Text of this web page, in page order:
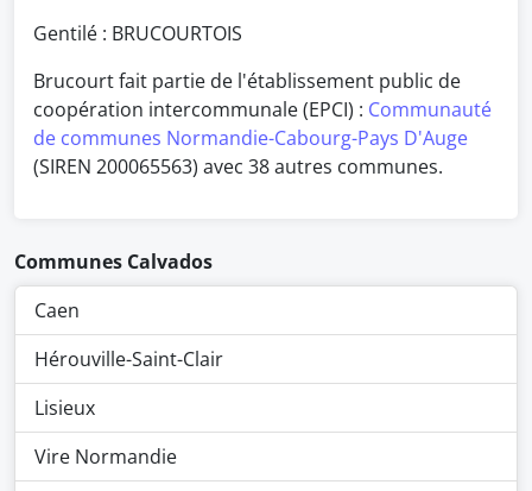
Gentilé : BRUCOURTOIS
Brucourt fait partie de l'établissement public de
coopération intercommunale (EPCI) : Communauté
de communes Normandie-Cabourg-Pays D'Auge
(SIREN 200065563) avec 38 autres communes.
Communes Calvados
Caen
Hérouville-Saint-Clair
Lisieux
Vire Normandie